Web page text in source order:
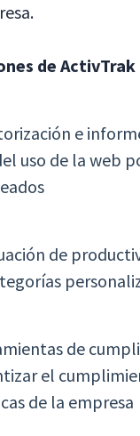
de
e
uso de la web
de
de
el
de la empresa